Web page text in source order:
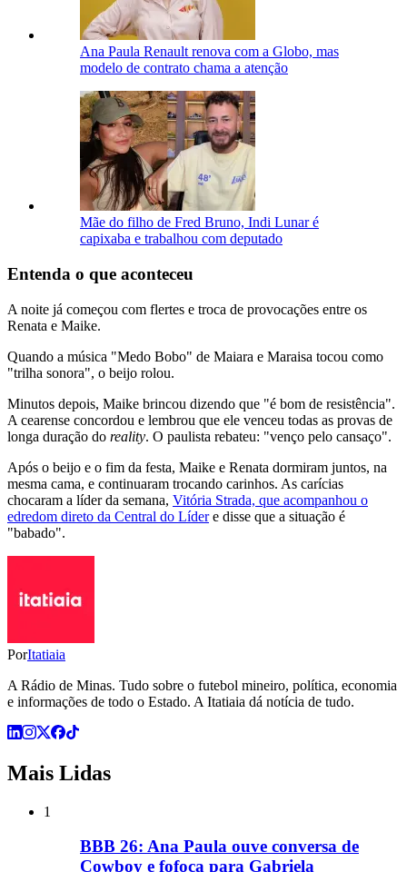
Ana Paula Renault renova com a Globo, mas
modelo de contrato chama a atenção
Mãe do filho de Fred Bruno, Indi Lunar é
capixaba e trabalhou com deputado
Entenda o que aconteceu
A noite já começou com flertes e troca de provocações entre os
Renata e Maike.
Quando a música "Medo Bobo" de Maiara e Maraisa tocou como
"trilha sonora", o beijo rolou.
Minutos depois, Maike brincou dizendo que "é bom de resistência".
A cearense concordou e lembrou que ele venceu todas as provas de
longa duração do reality. O paulista rebateu: "venço pelo cansaço".
Após o beijo e o fim da festa, Maike e Renata dormiram juntos, na
mesma cama, e continuaram trocando carinhos. As carícias
chocaram a líder da semana, Vitória Strada, que acompanhou o
edredom direto da Central do Lídere disse que a situação é
"babado".
PorItatiaia
A Rádio de Minas. Tudo sobre o futebol mineiro, política, economia
e informações de todo o Estado. A Itatiaia dá notícia de tudo.
Mais Lidas
1
BBB 26: Ana Paula ouve conversa de
Cowboy e fofoca para Gabriela